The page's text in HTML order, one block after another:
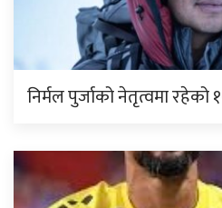
निर्मल पुर्जाको नेतृत्वमा